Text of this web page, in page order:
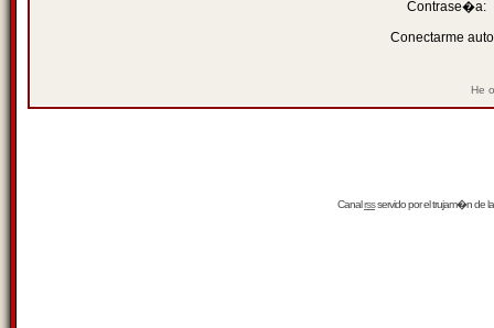
Contrase�a:
Conectarme
He
Canalrssservido por eltrujam�nde